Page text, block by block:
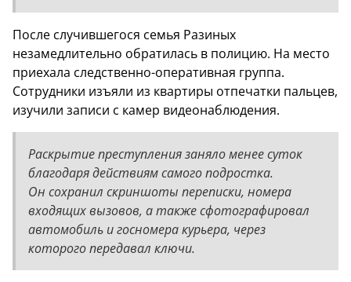
После случившегося семья Разиных
незамедлительно обратилась в полицию. На место
приехала следственно-оперативная группа.
Сотрудники изъяли из квартиры отпечатки пальцев,
изучили записи с камер видеонаблюдения.
Раскрытие преступления заняло менее суток
благодаря действиям самого подростка.
Он сохранил скриншоты переписки, номера
входящих вызовов, а также сфотографировал
автомобиль и госномера курьера, через
которого передавал ключи.